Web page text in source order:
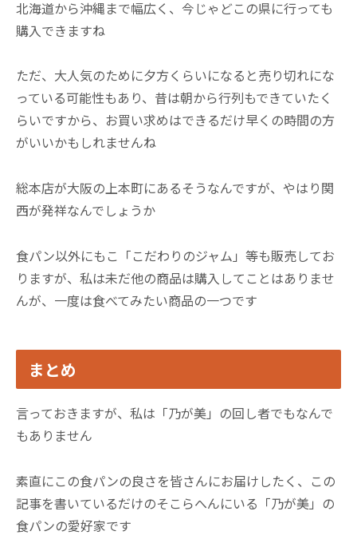
北海道から沖縄まで幅広く、今じゃどこの県に行っても
購入できますね
ただ、大人気のために夕方くらいになると売り切れにな
っている可能性もあり、昔は朝から行列もできていたく
らいですから、お買い求めはできるだけ早くの時間の方
がいいかもしれませんね
総本店が大阪の上本町にあるそうなんですが、やはり関
西が発祥なんでしょうか
食パン以外にもこ「こだわりのジャム」等も販売してお
りますが、私は未だ他の商品は購入してことはありませ
んが、一度は食べてみたい商品の一つです
まとめ
言っておきますが、私は「乃が美」の回し者でもなんで
もありません
素直にこの食パンの良さを皆さんにお届けしたく、この
記事を書いているだけのそこらへんにいる「乃が美」の
食パンの愛好家です